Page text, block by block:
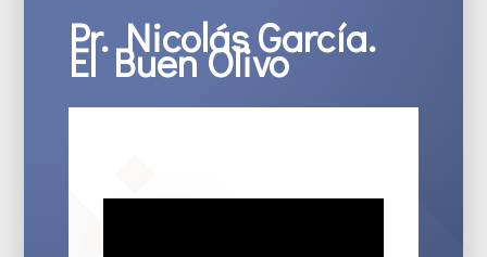
Pr. Nicolás García.
El Buen Olivo